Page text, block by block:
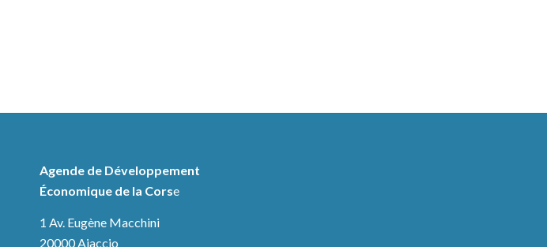
Agende de Développement
Économique de la Corse
1 Av. Eugène Macchini
20000 Ajaccio